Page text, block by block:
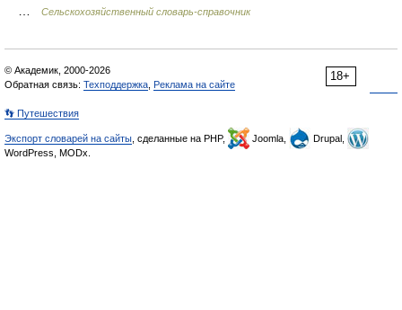
Сельскохозяйственный словарь-справочник
18+
© Академик, 2000-2026
Обратная связь: Техподдержка Реклама на сайте
👣 Путешествия
Экспорт словарей на сайты , сделанные на PHP, Joomla,
Drupal,
WordPress, MODx.